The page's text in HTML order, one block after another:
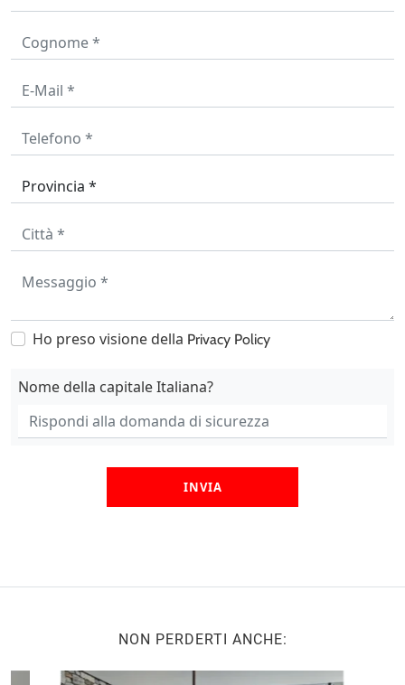
Ho preso visione della Privacy Policy
Nome della capitale Italiana?
INVIA
NON PERDERTI ANCHE: